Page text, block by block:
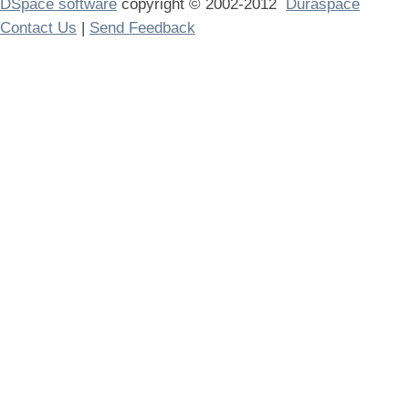
DSpace software copyright © 2002-2012 Duraspace
Contact Us | Send Feedback